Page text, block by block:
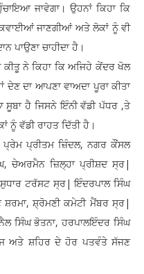
ਜਾਵੇਗਾ। ਉਹਨਾਂ ਕਿਹਾ ਕਿ
ਜਾਣਗੀਆਂ ਅਤੇ ਲੋਕਾਂ ਨੂੰ ਵੀ
ਪਾਉਣਾ ਚਾਹੀਦਾ ਹੈ।
ਨੇ ਕਿਹਾ ਕਿ ਅਜਿਹੇ ਕੇਂਦਰ ਖੋਲ
ਦਾ ਆਪਣਾ ਵਾਅਦਾ ਪੂਰਾ ਕੀਤਾ
ਸੂਬਾ ਹੈ ਜਿਸਨੇ ਇੰਨੀ ਵੱਡੀ ਪੱਧਰ ,ਤੇ
ਨੂੰ ਵੱਡੀ ਰਾਹਤ ਦਿੱਤੀ ਹੈ।
ਪ੍ਰੇਮ ਪ੍ਰੀਤਮ ਜ਼ਿੰਦਲ, ਨਗਰ ਕੌਂਸਲ
ਚੇਅਰਮੈਨ ਜ਼ਿਲ੍ਹਾ ਪ੍ਰੀਸ਼ਦ ਸ੍ਰ|
ਟਰੱਸਟ ਸ੍ਰ| ਇੰਦਰਪਾਲ ਸਿੰਘ
ਸ਼੍ਰੋਮਣੀ ਕਮੇਟੀ ਮੈਂਬਰ ਸ੍ਰ|
ਸਿੰਘ ਭੋਤਨਾ, ਹਰਪਾਲਇੰਦਰ ਸਿੰਘ
ਅਤੇ ਸ਼ਹਿਰ ਦੇ ਹੋਰ ਪਤਵੰਤੇ ਸੱਜਣ